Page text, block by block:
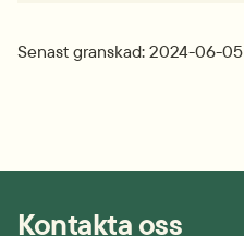
Senast granskad: 2024-06-05
Kontakta oss